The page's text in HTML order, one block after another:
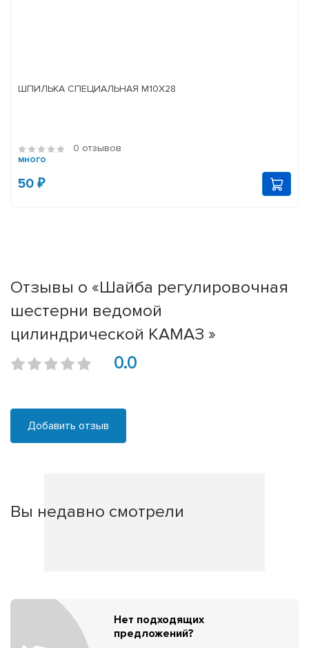
ШПИЛЬКА СПЕЦИАЛЬНАЯ М10Х28
0 отзывов
много
50 ₽
Отзывы о «Шайба регулировочная
шестерни ведомой
цилиндрической КАМАЗ »
0.0
Добавить отзыв
Вы недавно смотрели
Нет подходящих
предложений?